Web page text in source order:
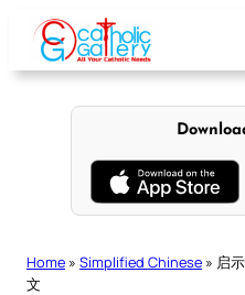
content
Home » Simplified Chinese » 启
文